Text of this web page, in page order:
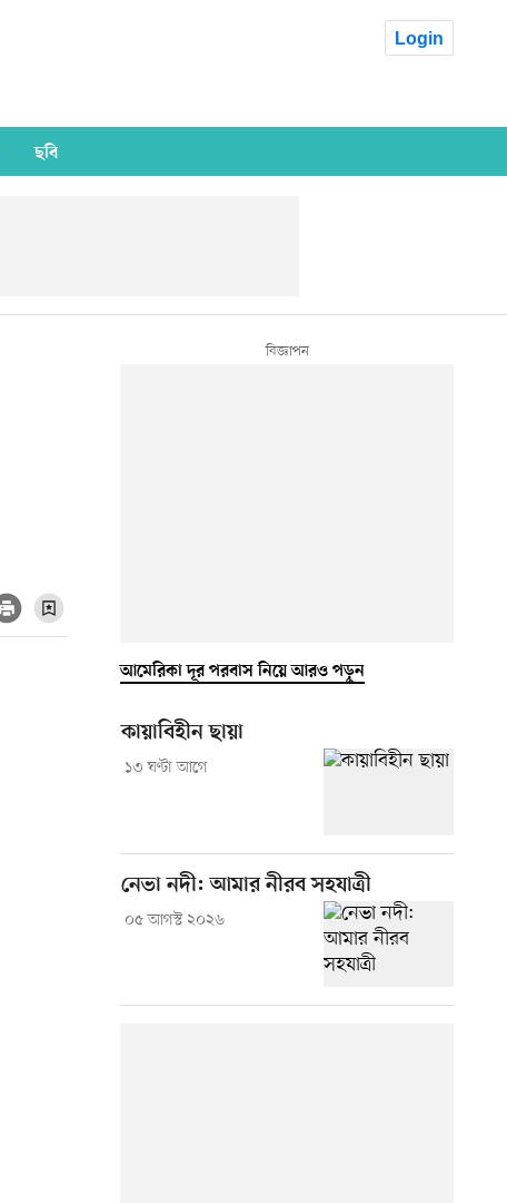
Login
ছবি
আমেরিকা দূর পরবাস নিয়ে আরও পড়ুন
কায়াবিহীন ছায়া
১৩ ঘণ্টা আগে
নেভা নদী: আমার নীরব সহযাত্রী
০৫ আগস্ট ২০২৬